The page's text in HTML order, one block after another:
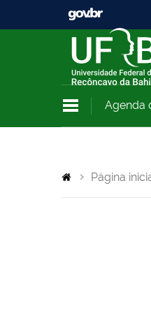
Agenda
Página